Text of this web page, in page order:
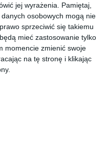
jej wyrażenia.
Pamiętaj,
osobowych mogą nie
sprzeciwić się takiemu
mieć zastosowanie tylko
momencie zmienić swoje
na tę stronę i klikając
[ audiobook ]
Drewnian
[ audiobook ]
Świat